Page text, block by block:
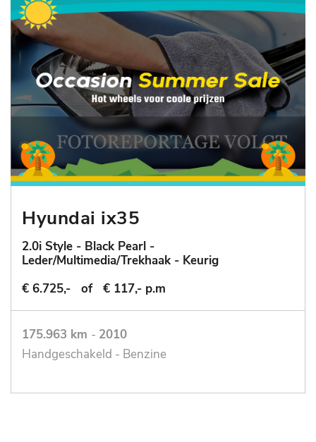
Hyundai ix35
2.0i Style - Black Pearl -
Leder/Multimedia/Trekhaak - Keurig
€ 6.725,-
of € 117,- p.m
175.963 km - 2010
Handgeschakeld - Benzine